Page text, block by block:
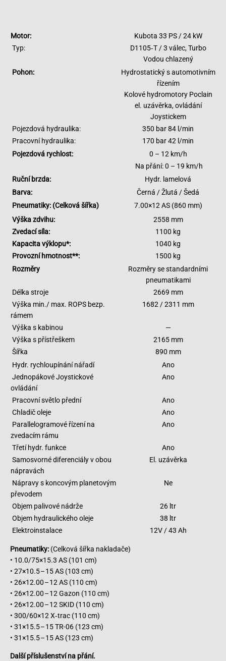
Motor:
Kubota 33 PS / 24 kW
Typ:
D1105‑T / 3 válec, Turbo
Vodou chlazený
Pohon:
Hydrostatický s automotivním
řízením
Kolové hydromotory Poclain
el. uzávěrka, ovládání
Joystickem
Pojezdová hydraulika:
350 bar 84 l/min
Pracovní hydraulika:
170 bar 42 l/min
Pojezdová rychlost:
0 – 12 km/h
Na přání: 0 – 19 km/h
Ruční brzda:
Hydr. lamelová
Barva:
Černá / Žlutá / Šedá
Pneumatiky: (Celková šířka)
7.00×12 AS (860 mm)
Výška zdvihu:
2558 mm
Zvedací síla:
1100 kg
Kapacita výklopu*:
1040 kg
Provozní hmotnost**:
1500 kg
Rozměry
Rozměry se standardními
pneumatikami
Délka stroje
2669 mm
Výška min./ max. ROPS bezp.
rámem
1682 / 2311 mm
Výška s kabinou
—
Výška s přístřeškem
2165 mm
Šířka
890 mm
Hydr. rychloupínání nářadí
Ano
Jednopákové Joystickové
ovládání
Ano
Pracovní světlo přední
Ano
Chladič oleje
Ano
Parallelogramové řízení na
zvedacím rámu
Ano
Třetí hydr. funkce
Ano
Samosvorné diferenciály v obou
nápravách
El. uzávěrka
Nápravy s koncovým planetovým
převodem
Ne
Objem palivové nádrže
26 ltr
Objem hydraulického oleje
38 ltr
Elektroinstalace
12V / 43 Ah
Pneumatiky: (Celková šířka nakladače)
• 10.0/75×15.3 AS (101 cm)
• 27×10.5 – 15 AS (103 cm)
• 26×12.00 – 12 AS (110 cm)
• 26×12.00 – 12 Gazon (110 cm)
• 26×12.00 – 12 SKID (110 cm)
• 300/60×12 X‑trac (110 cm)
• 31×15.5 – 15 TR-06 (123 cm)
• 31×15.5 – 15 AS (123 cm)
Další přís lušenství na přání.